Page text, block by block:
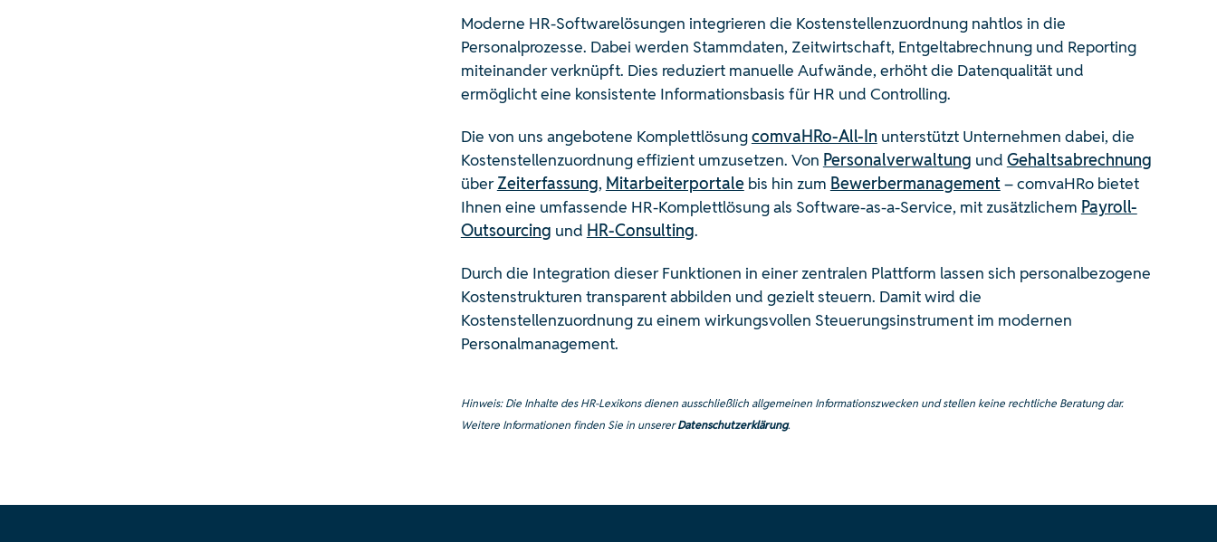
Moderne HR-Softwarelösungen integrieren die Kostenstellenzuordnung nahtlos in die
Personalprozesse. Dabei werden Stammdaten, Zeitwirtschaft, Entgeltabrechnung und Reporting
miteinander verknüpft. Dies reduziert manuelle Aufwände, erhöht die Datenqualität und
ermöglicht eine konsistente Informationsbasis für HR und Controlling.
Die von uns angebotene KomplettlösungcomvaHRo-All-In unterstützt Unternehmen dabei, die
Kostenstellenzuordnung effizient umzusetzen. Von Personalverwaltung und Gehaltsabrechnung
überZeiterfassung, Mitarbeiterportalebis hin zum Bewerbermanagement– comvaHRo bietet
Ihnen eine umfassende HR-Komplettlösung als Software-as-a-Service, mit zusätzlichem Payroll-
Outsourcing und HR-Consulting.
Durch die Integration dieser Funktionen in einer zentralen Plattform lassen sich personalbezogene
Kostenstrukturen transparent abbilden und gezielt steuern. Damit wird die
Kostenstellenzuordnung zu einem wirkungsvollen Steuerungsinstrument im modernen
Personalmanagement.
Hinweis: Die Inhalte des HR-Lexikons dienen ausschließlich allgemeinen Informationszwecken und stellen keine rechtliche Beratung dar.
Weitere Informationen finden Sie in unserer Datenschutzerklärung.